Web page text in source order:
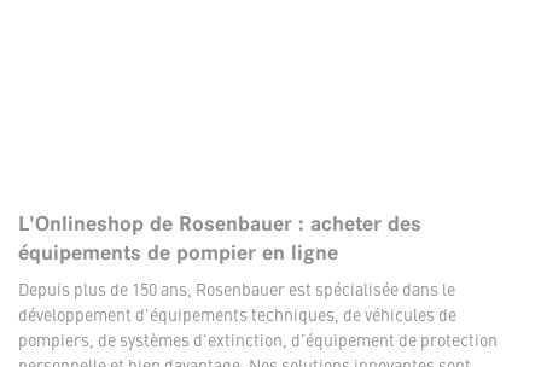
L'Onlineshop de Rosenbauer : acheter des
équipements de pompier en ligne
Depuis plus de 150 ans, Rosenbauer est spécialisée dans le
développement d'équipements techniques, de véhicules de
pompiers, de systèmes d'extinction, d'équipement de protection